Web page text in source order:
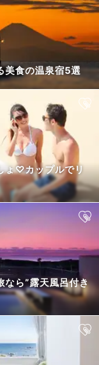
美食の温泉宿5選
ょ♡カップルでリ
なら”露天風呂付き